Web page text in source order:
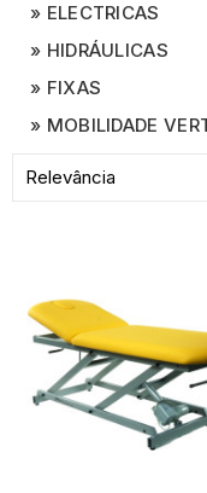
ELECTRICAS
HIDRÁULICAS
FIXAS
MOBILIDADE
Relevância